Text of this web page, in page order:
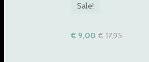
Sale!
€ 9,00 € 17,95